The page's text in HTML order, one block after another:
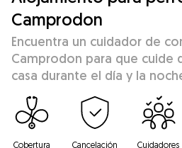
Camprodon
Encuentra un cuidador de
Camprodon para que cuide
casa durante el día y la
Cobertura
Cancelación
Cuidadores